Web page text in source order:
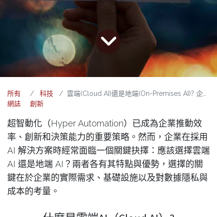
所有
網誌
科技
創新
雲端(Cloud AI)還是地端(On-Premises AI)? 企業在選擇AI服務時的抉擇
超智動化（Hyper Automation）已成為企業推動效
率、創新和決策能力的重要策略。然而，企業在採用
AI 解決方案時經常面臨一個關鍵抉擇：應該選擇雲端
AI 還是地端 AI？兩者各有其特點與優勢，選擇的關
鍵在於企業的實際需求、基礎設施以及對數據隱私與
成本的考量。